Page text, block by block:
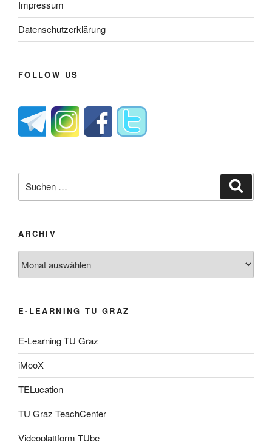
Impressum
Datenschutzerklärung
FOLLOW US
nach:
ARCHIV
E-LEARNING TU GRAZ
E-Learning TU Graz
iMooX
TELucation
TU Graz TeachCenter
Videoplattform TUbe